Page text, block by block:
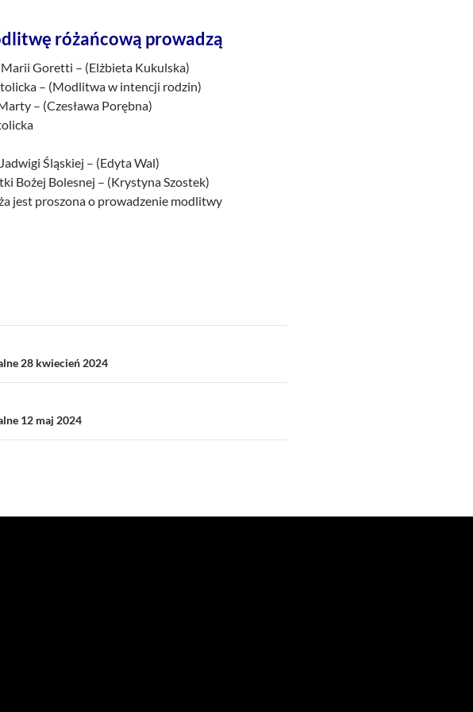
różańcową prowadzą
Marii Goretti – (Elżbieta Kukulska)
– (Modlitwa w intencji rodzin)
– (Czesława Porębna)
Śląskiej – (Edyta Wal)
Bożej Bolesnej – (Krystyna Szostek)
jest proszona o prowadzenie modlitwy
28 kwiecień 2024
12 maj 2024